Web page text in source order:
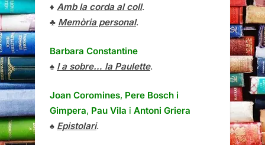
♦ Amb la corda al coll.
♣ Memòria personal.
Barbara Constantine
♠ I a sobre… la Paulette.
Joan Coromines, Pere Bosch i
Gimpera, Pau Vila i Antoni Griera
♠ Epistolari.